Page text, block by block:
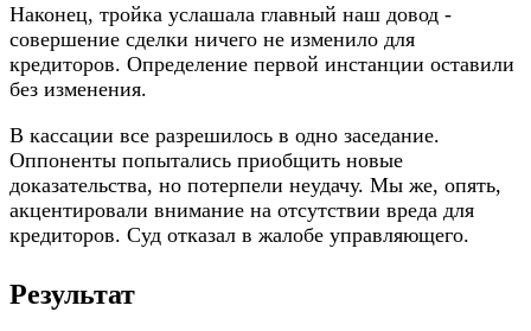
Наконец, тройка услашала главный наш довод -
совершение сделки ничего не изменило для
кредиторов. Определение первой инстанции оставили
без изменения.
В кассации все разрешилось в одно заседание.
Оппоненты попытались приобщить новые
доказательства, но потерпели неудачу. Мы же, опять,
акцентировали внимание на отсутствии вреда для
кредиторов. Суд отказал в жалобе управляющего.
Результат